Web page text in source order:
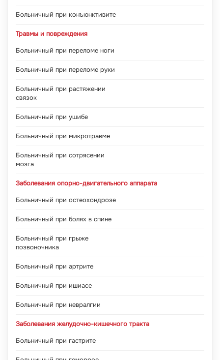
Больничный при конъюнктивите
Травмы и повреждения
Больничный при переломе ноги
Больничный при переломе руки
Больничный при растяжении
связок
Больничный при ушибе
Больничный при микротравме
Больничный при сотрясении
мозга
Заболевания опорно-двигательного аппарата
Больничный при остеохондрозе
Больничный при болях в спине
Больничный при грыже
позвоночника
Больничный при артрите
Больничный при ишиасе
Больничный при невралгии
Заболевания желудочно-кишечного тракта
Больничный при гастрите